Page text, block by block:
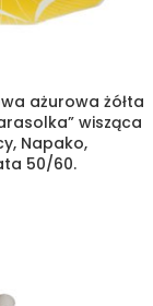
ażurowa żółta
wisząca
Napako,
50/60.